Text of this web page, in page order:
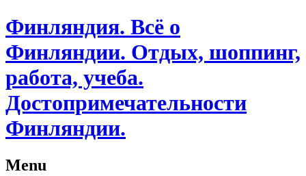
Финляндия. Всё о
Финляндии. Отдых, шоппинг,
работа, учеба.
Достопримечательности
Финляндии.
Menu